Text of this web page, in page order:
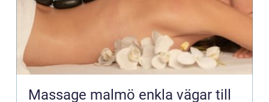
Massage malmö enkla vägar till